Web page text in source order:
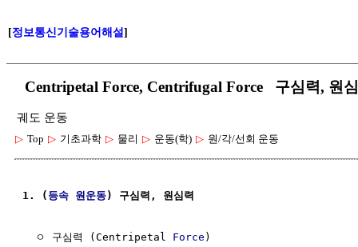
[정보통신기술용어해설]
Centripetal Force, Centrifugal Force 구심력, 원
궤도 운동
▷ Top ▷ 기초과학 ▷ 물리 ▷ 운동(학) ▷ 원/각/선회 운동
1. ( 등속 원운동) 구심력, 원심력
  ㅇ 구심력 (Centripetal
Force )